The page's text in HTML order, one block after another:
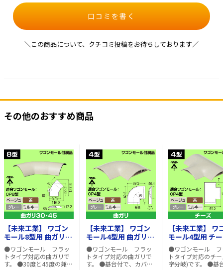
口コミを書く
＼この商品について、クチコミ投稿をお待ちしております／
その他のおすすめ商品
【未来工業】 ワゴン
モール8型用 曲ガリ
30・45【ベージュ】
●ワゴンモール フラッ
トタイプ対応の曲ガリで
す。 ●30度と45度の兼用
【未来工業】 ワゴン
モール4型用 曲ガリ
【ベージュ】
●ワゴンモール フラッ
トタイプ対応の曲ガリで
す。 ●基台付で、カバー
【未来工業】 ワ
モール4型用 チ
【ベージュ】
●ワゴンモール フ
トタイプ対応のチ
字分岐)です。 ●基